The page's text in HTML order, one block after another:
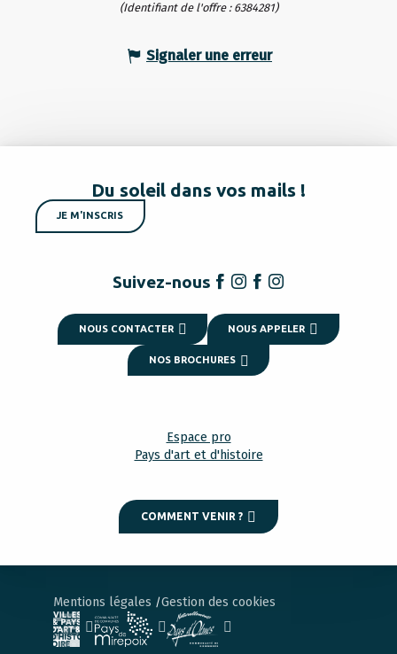
(Identifiant de l'offre : 6384281)
Signaler une erreur
Du soleil dans vos mails !
JE M'INSCRIS
Suivez-nous
NOUS CONTACTER NOUS APPELER
NOS BROCHURES
Espace pro
Pays d'art et d'histoire
COMMENT VENIR ?
Mentions légales Gestion des cookies